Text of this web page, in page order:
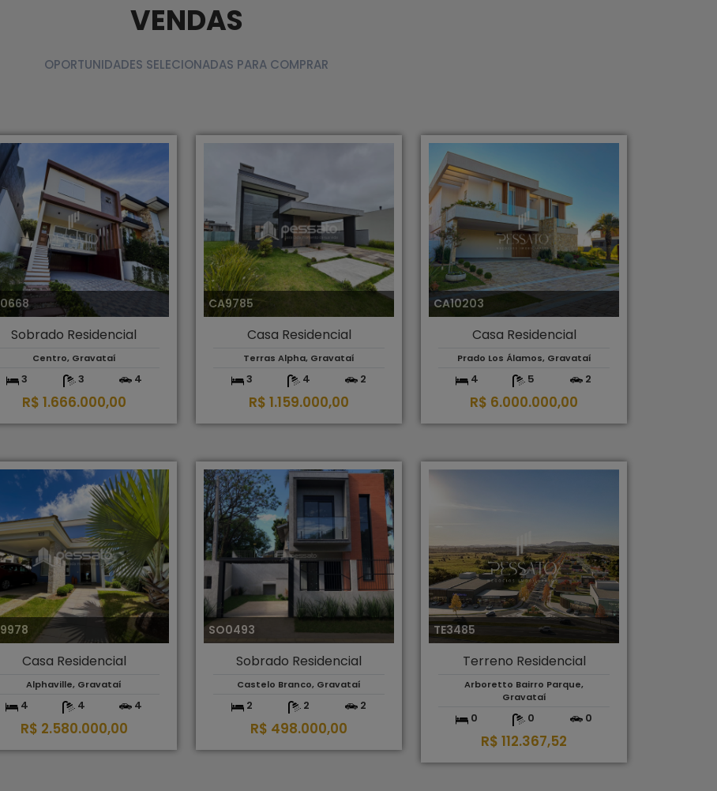
VENDAS
OPORTUNIDADES SELECIONADAS PARA COMPRAR
Sobrado Residencial
Centro, Gravataí
3 3 4
R$ 1.666.000,00
CA9785
Casa Residencial
Terras Alpha, Gravataí
3 4 2
R$ 1.159.000,00
CA10203
Casa Residencial
Prado Los Álamos, Gravataí
4 5 2
R$ 6.000.000,00
Casa Residencial
Alphaville, Gravataí
4 4 4
R$ 2.580.000,00
SO0493
Sobrado Residencial
Castelo Branco, Gravataí
2 2 2
R$ 498.000,00
TE3485
Terreno Residencial
Arboretto Bairro Parque,
Gravataí
0 0 0
R$ 112.367,52